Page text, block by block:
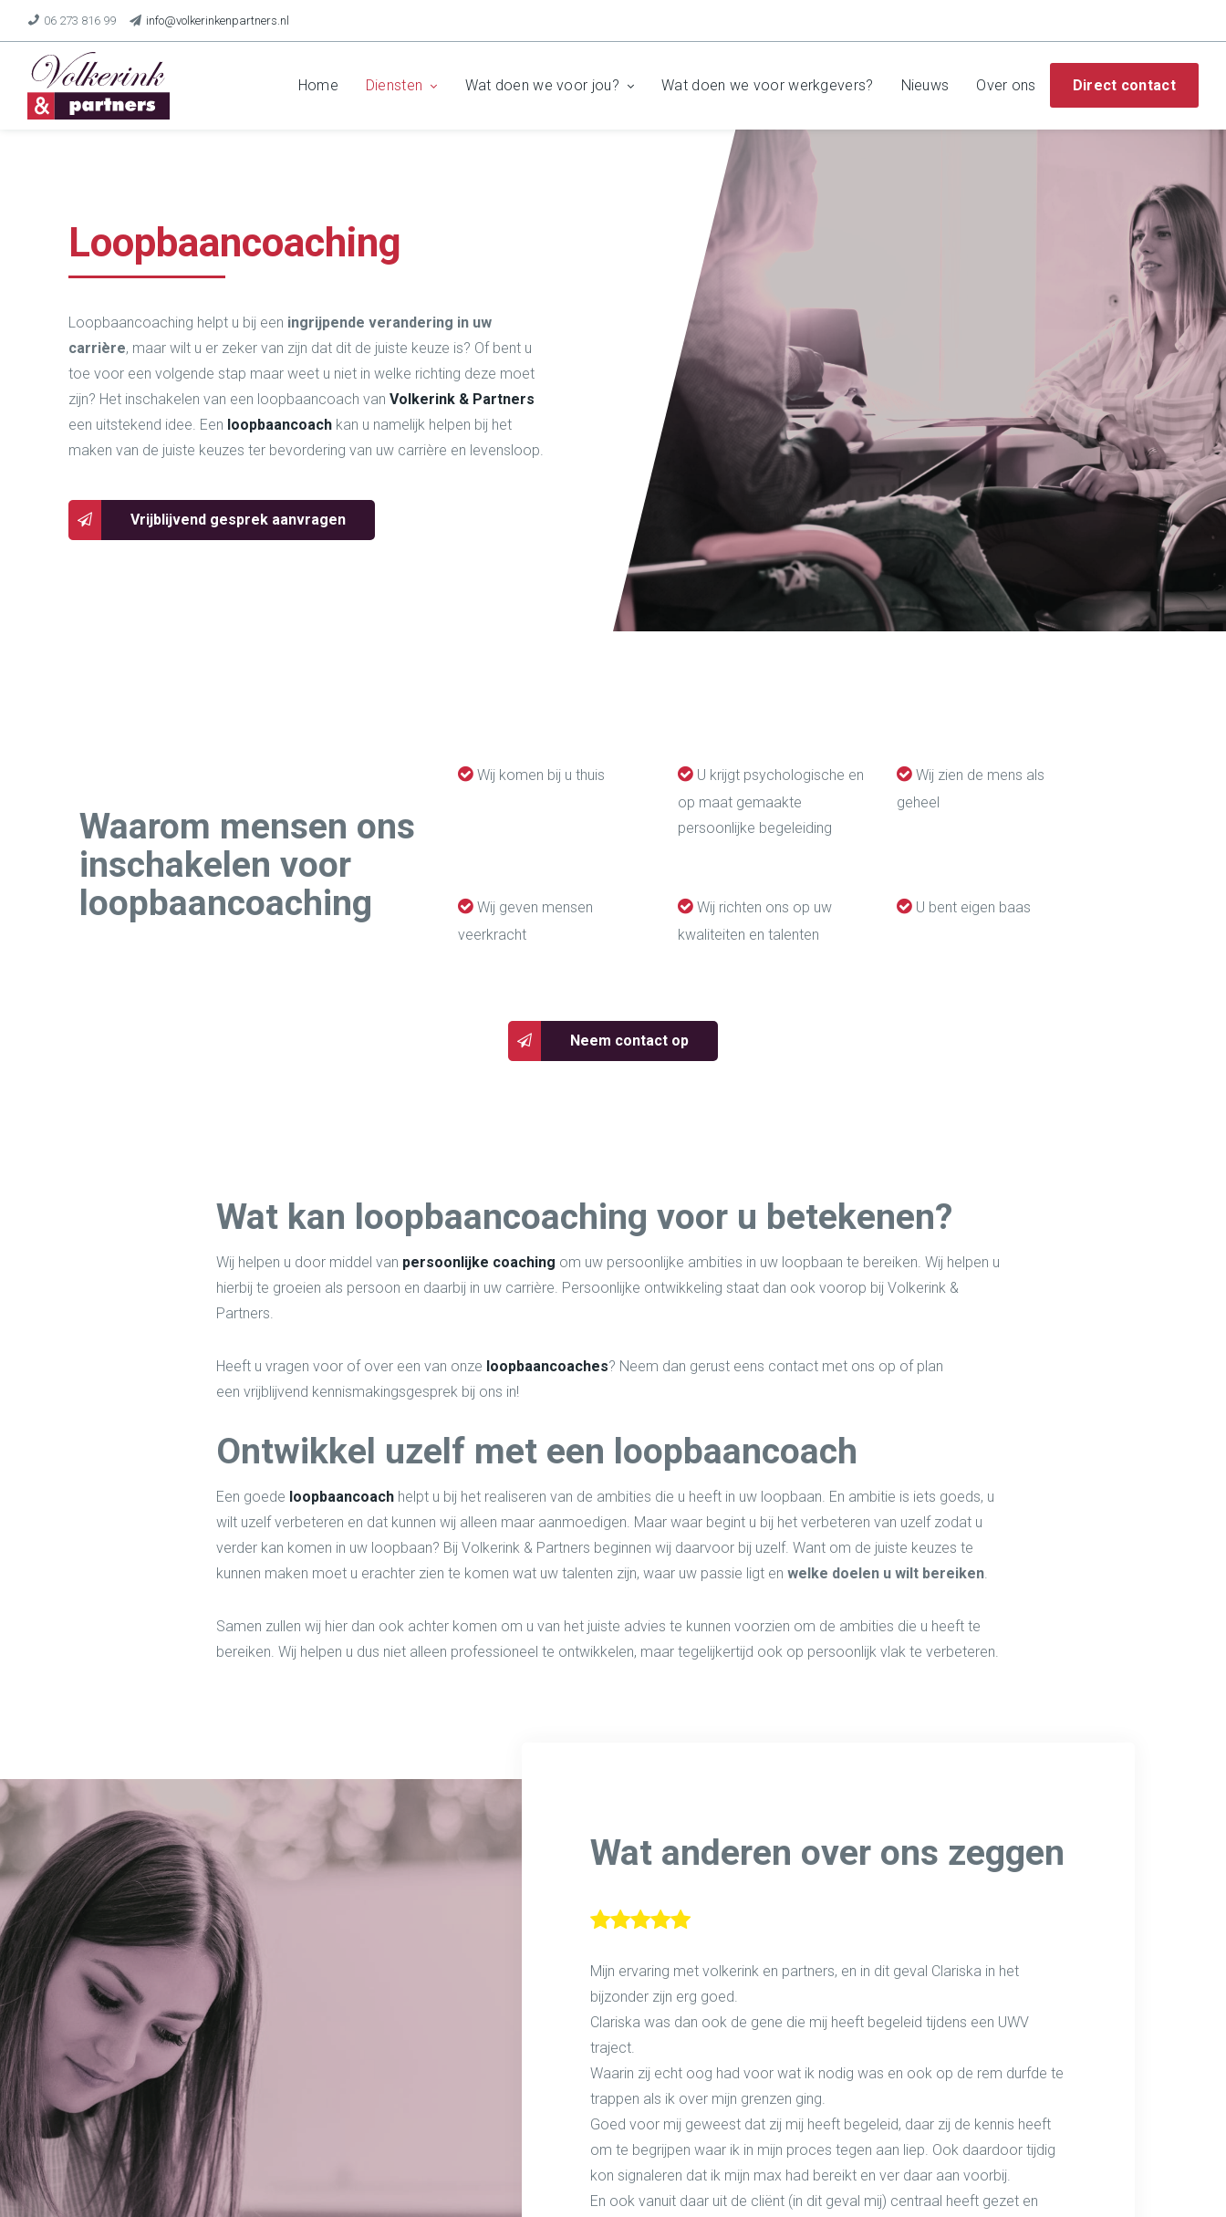
06 273 816 99 info@volkerinkenpartners.nl
Home Diensten Wat doen we voor jou? Wat doen we voor werkgevers? Nieuws Over ons Direct contact
Loopbaancoaching
Loopbaancoaching helpt u bij een ingrijpende verandering in uw
carrière, maar wilt u er zeker van zijn dat dit de juiste keuze is? Of bent u
toe voor een volgende stap maar weet u niet in welke richting deze moet
zijn? Het inschakelen van een loopbaancoach van Volkerink & Partners
een uitstekend idee. Een loopbaancoach kan u namelijk helpen bij het
maken van de juiste keuzes ter bevordering van uw carrière en levensloop.
Vrijblijvend gesprek aanvragen
Waarom mensen ons
inschakelen voor
loopbaancoaching
Wij komen bij u thuis
U krijgt psychologische en
op maat gemaakte
persoonlijke begeleiding
Wij zien de mens als
geheel
Wij geven mensen
veerkracht
Wij richten ons op uw
kwaliteiten en talenten
U bent eigen baas
Neem contact op
Wat kan loopbaancoaching voor u betekenen?
Wij helpen u door middel van persoonlijke coaching om uw persoonlijke ambities in uw loopbaan te bereiken. Wij helpen u
hierbij te groeien als persoon en daarbij in uw carrière. Persoonlijke ontwikkeling staat dan ook voorop bij Volkerink &
Partners.
Heeft u vragen voor of over een van onze loopbaancoaches? Neem dan gerust eens contact met ons op of plan
een vrijblijvend kennismakingsgesprek bij ons in!
Ontwikkel uzelf met een loopbaancoach
Een goede loopbaancoach helpt u bij het realiseren van de ambities die u heeft in uw loopbaan. En ambitie is iets goeds, u
wilt uzelf verbeteren en dat kunnen wij alleen maar aanmoedigen. Maar waar begint u bij het verbeteren van uzelf zodat u
verder kan komen in uw loopbaan? Bij Volkerink & Partners beginnen wij daarvoor bij uzelf. Want om de juiste keuzes te
kunnen maken moet u erachter zien te komen wat uw talenten zijn, waar uw passie ligt en welke doelen u wilt bereiken.
Samen zullen wij hier dan ook achter komen om u van het juiste advies te kunnen voorzien om de ambities die u heeft te
bereiken. Wij helpen u dus niet alleen professioneel te ontwikkelen, maar tegelijkertijd ook op persoonlijk vlak te verbeteren.
Wat anderen over ons zeggen
Mijn ervaring met volkerink en partners, en in dit geval Clariska in het
bijzonder zijn erg goed.
Clariska was dan ook de gene die mij heeft begeleid tijdens een UWV
traject.
Waarin zij echt oog had voor wat ik nodig was en ook op de rem durfde te
trappen als ik over mijn grenzen ging.
Goed voor mij geweest dat zij mij heeft begeleid, daar zij de kennis heeft
om te begrijpen waar ik in mijn proces tegen aan liep. Ook daardoor tijdig
kon signaleren dat ik mijn max had bereikt en ver daar aan voorbij.
En ook vanuit daar uit de cliënt (in dit geval mij) centraal heeft gezet en